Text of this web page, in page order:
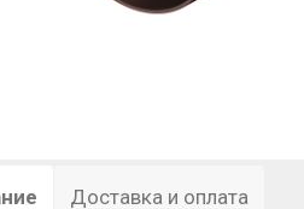
Доставка и оплата